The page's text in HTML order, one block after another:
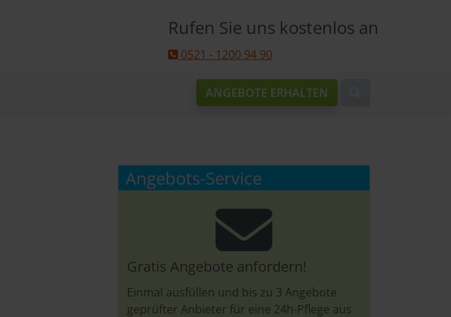
Rufen Sie uns kostenlos an
0521 - 1200 94 90
ANGEBOTE ERHALTEN
Angebots-Service
Gratis Angebote anfordern!
Einmal ausfüllen und bis zu 3 Angebote
geprüfter Anbieter für eine 24h-Pflege aus